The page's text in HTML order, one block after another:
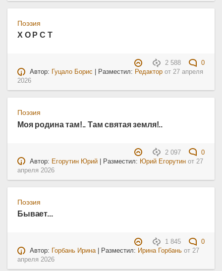
Поэзия
Х О Р С Т
2 588
0
Автор:
Гуцало Борис | Разместил: Редактор от27 апреля
2026
Поэзия
Моя родина там!.. Там святая земля!..
2 097
0
Автор: Егорутин Юрий | Разместил: Юрий Егорутин от 27
апреля 2026
Поэзия
Бывает...
1 845
0
Автор:
Горбань Ирина| Разместил: Ирина Горбань от27
апреля 2026